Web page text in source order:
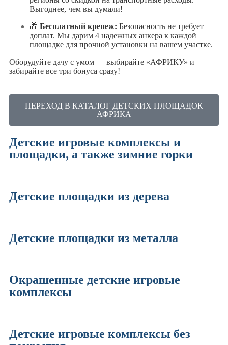
Выгоднее, чем вы думали!
🎁 Бесплатный крепеж: Безопасность не требует
доплат. Мы дарим 4 надежных анкера к каждой
площадке для прочной установки на вашем участке.
Оборудуйте дачу с умом — выбирайте «АФРИКУ» и
забирайте все три бонуса сразу!
ПЕРЕХОД В КАТАЛОГ ДЕТСКИХ ПЛОЩАДОК
АФРИКА
Детские игровые комплексы и
площадки, а также зимние горки
Детские площадки из дерева
Детские площадки из металла
Окрашенные детские игровые
комплексы
Детские игровые комплексы без